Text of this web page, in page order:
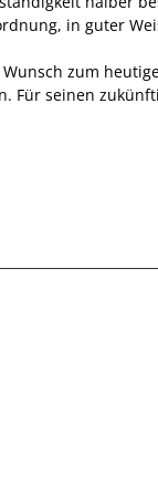
in guter
zum
Für seinen